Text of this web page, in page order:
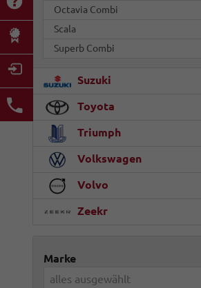
Octavia Combi
Scala
Superb Combi
Suzuki
Toyota
Triumph
Volkswagen
Volvo
Zeekr
Marke
alles ausgewählt